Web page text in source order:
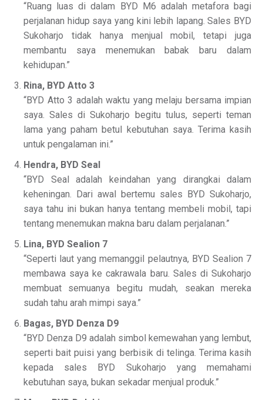
“Ruang luas di dalam BYD M6 adalah metafora bagi
perjalanan hidup saya yang kini lebih lapang. Sales BYD
Sukoharjo tidak hanya menjual mobil, tetapi juga
membantu saya menemukan babak baru dalam
kehidupan.”
Rina, BYD Atto 3
“BYD Atto 3 adalah waktu yang melaju bersama impian
saya. Sales di Sukoharjo begitu tulus, seperti teman
lama yang paham betul kebutuhan saya. Terima kasih
untuk pengalaman ini.”
Hendra, BYD Seal
“BYD Seal adalah keindahan yang dirangkai dalam
keheningan. Dari awal bertemu sales BYD Sukoharjo,
saya tahu ini bukan hanya tentang membeli mobil, tapi
tentang menemukan makna baru dalam perjalanan.”
Lina, BYD Sealion 7
“Seperti laut yang memanggil pelautnya, BYD Sealion 7
membawa saya ke cakrawala baru. Sales di Sukoharjo
membuat semuanya begitu mudah, seakan mereka
sudah tahu arah mimpi saya.”
Bagas, BYD Denza D9
“BYD Denza D9 adalah simbol kemewahan yang lembut,
seperti bait puisi yang berbisik di telinga. Terima kasih
kepada sales BYD Sukoharjo yang memahami
kebutuhan saya, bukan sekadar menjual produk.”